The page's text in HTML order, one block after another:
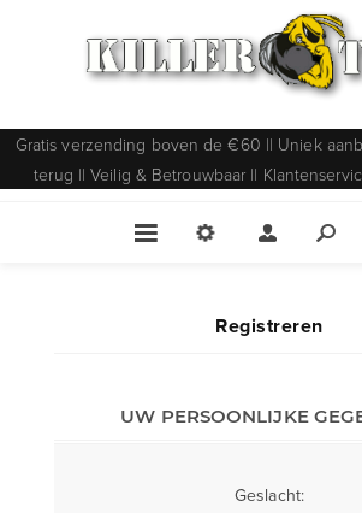
Gratis verzending boven de €60 || Uniek
terug || Veilig & Betrouwbaar ||
Registreren
UW PERSOONLIJKE
Geslacht: